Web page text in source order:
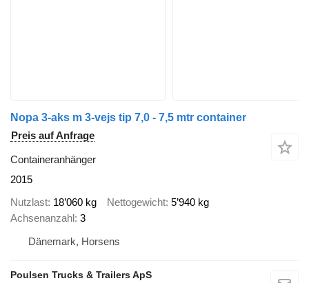
Nopa 3-aks m 3-vejs tip 7,0 - 7,5 mtr container
Preis auf Anfrage
Containeranhänger
2015
Nutzlast 18’060 kg Nettogewicht 5’940 kg
Achsenanzahl 3
Dänemark, Horsens
Poulsen Trucks & Trailers ApS